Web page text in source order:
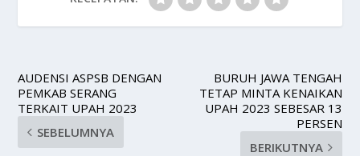
AUDENSI ASPSB DENGAN
PEMKAB SERANG
TERKAIT UPAH 2023
SEBELUMNYA
BURUH JAWA TENGAH
TETAP MINTA KENAIKAN
UPAH 2023 SEBESAR 13
PERSEN
BERIKUTNYA